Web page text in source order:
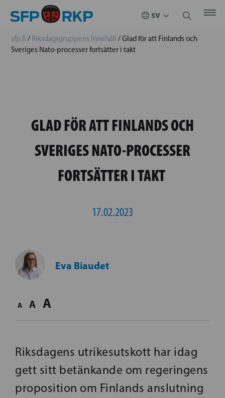
sfp.fi / Riksdagsgruppens Innehåll /Glad för att Finlands och
Sveriges Nato-processer fortsätter i takt
GLAD FÖR ATT FINLANDS OCH
SVERIGES NATO-PROCESSER
FORTSÄTTER I TAKT
17.02.2023
Eva Biaudet
A A A
Riksdagens utrikesutskott har idag
gett sitt betänkande om regeringens
proposition om Finlands anslutning